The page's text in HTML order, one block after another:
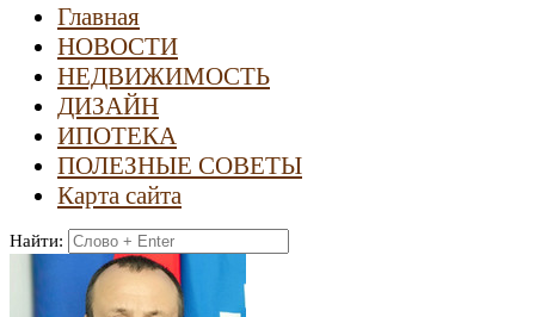
Главная
НОВОСТИ
НЕДВИЖИМОСТЬ
ДИЗАЙН
ИПОТЕКА
ПОЛЕЗНЫЕ СОВЕТЫ
Карта сайта
Найти: